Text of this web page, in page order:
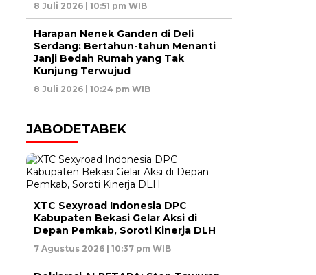
8 Juli 2026 | 10:51 pm WIB
Harapan Nenek Ganden di Deli
Serdang: Bertahun-tahun Menanti
Janji Bedah Rumah yang Tak
Kunjung Terwujud
8 Juli 2026 | 10:24 pm WIB
JABODETABEK
XTC Sexyroad Indonesia DPC
Kabupaten Bekasi Gelar Aksi di
Depan Pemkab, Soroti Kinerja DLH
7 Agustus 2026 | 10:37 pm WIB